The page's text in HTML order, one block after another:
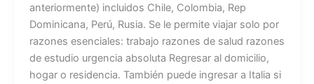
anteriormente) incluidos Chile, Colombia, Rep
Dominicana, Perú, Rusia. Se le permite viajar solo por
razones esenciales: trabajo razones de salud razones
de estudio urgencia absoluta Regresar al domicilio,
hogar o residencia. También puede ingresar a Italia si